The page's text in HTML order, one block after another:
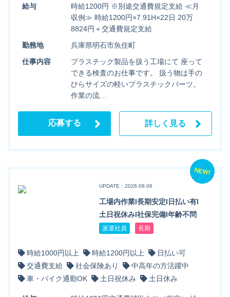
給与
時給1200円 ※別途交通費規定支給 ≪月
収例≫ 時給1200円×7.91H×22日 20万
8824円＋交通費規定支給
勤務地
兵庫県明石市魚住町
仕事内容
プラスチック製品を扱う工場にて 座って
できる検査のお仕事です。 扱う物は手の
ひらサイズの軽いプラスチックパーツ。
作業の流…
応募する 詳しく見る
NEW!
UPDATE：2026.08.06
工場内作業l長期安定l日払い有l
土日祝休みl社保完備l年齢不問
派遣社員 長期
時給1000円以上 時給1200円以上
日払い可
交通費支給
社会保険あり
中高年の方活躍中
車・バイク通勤OK
土日祝休み 土日休み